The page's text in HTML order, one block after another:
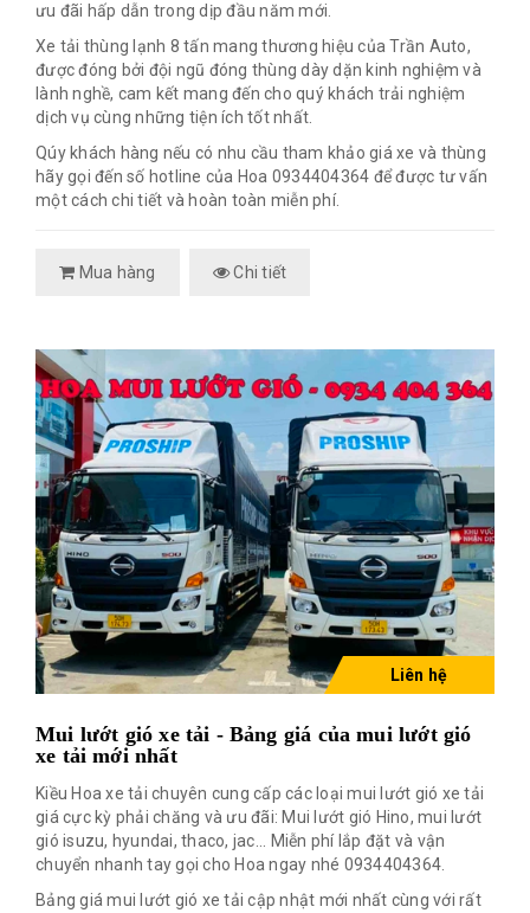
ưu đãi hấp dẫn trong dịp đầu năm mới.
Xe tải thùng lạnh 8 tấn mang thương hiệu của Trần Auto,
được đóng bởi đội ngũ đóng thùng dày dặn kinh nghiệm và
lành nghề, cam kết mang đến cho quý khách trải nghiệm
dịch vụ cùng những tiện ích tốt nhất.
Qúy khách hàng nếu có nhu cầu tham khảo giá xe và thùng
hãy gọi đến số hotline của Hoa 0934404364 để được tư vấn
một cách chi tiết và hoàn toàn miễn phí.
Mua hàng Chi tiết
Liên hệ
Mui lướt gió xe tải - Bảng giá của mui lướt gió
xe tải mới nhất
Kiều Hoa xe tải chuyên cung cấp các loại mui lướt gió xe tải
giá cực kỳ phải chăng và ưu đãi: Mui lướt gió Hino, mui lướt
gió isuzu, hyundai, thaco, jac... Miễn phí lắp đặt và vận
chuyển nhanh tay gọi cho Hoa ngay nhé 0934404364.
Bảng giá mui lướt gió xe tải cập nhật mới nhất cùng với rất